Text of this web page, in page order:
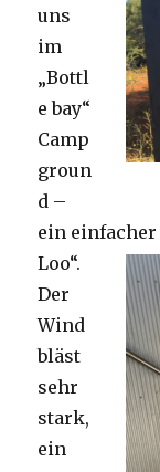
uns
im
„Bottl
e bay“
Camp
groun
d –
ein
Loo“.
Der
Wind
bläst
sehr
stark,
ein